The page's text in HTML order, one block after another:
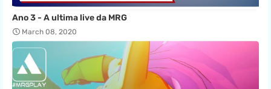
Ano 3 - A ultima live da MRG
March 08, 2020